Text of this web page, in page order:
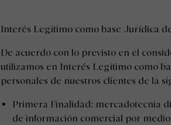
Interés Legítimo como base Jurídica
De acuerdo con lo previsto en el
utilizamos en Interés Legítimo como
personales de nuestros clientes de la
Primera Finalidad: mercadotecnia
de información comercial por